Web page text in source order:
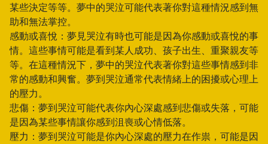
某些決定等等。夢中的哭泣可能代表著你對這種情況感到無
助和無法掌控。
感動或喜悅：夢見哭泣有時也可能是因為你感動或喜悅的事
情。這些事情可能是看到某人成功、孩子出生、重聚親友等
等。在這種情況下，夢中的哭泣代表著你對這些事情感到非
常的感動和興奮。夢到哭泣通常代表情緒上的困擾或心理上
的壓力。
悲傷：夢到哭泣可能代表你內心深處感到悲傷或失落，可能
是因為某些事情讓你感到沮喪或心情低落。
壓力：夢到哭泣可能是你內心深處的壓力在作祟，可能是因